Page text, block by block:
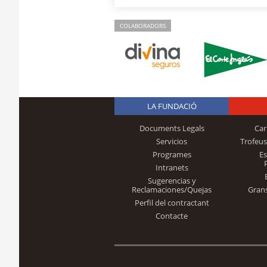
COLABORADORS
LA FUNDACIÓ
Documents Legals
Servicios
Programes
Intranets
Sugerencias y
Reclamaciones/Quejas
Perfil del contractant
Contacte